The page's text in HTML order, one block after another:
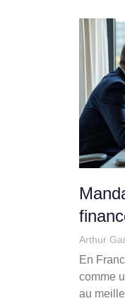
Arthur
En
comme
au